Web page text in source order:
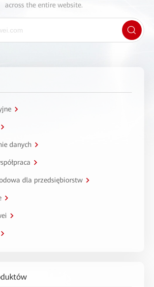
across the entire website.
danych
dla przedsiębiorstw